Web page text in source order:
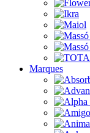
Marques